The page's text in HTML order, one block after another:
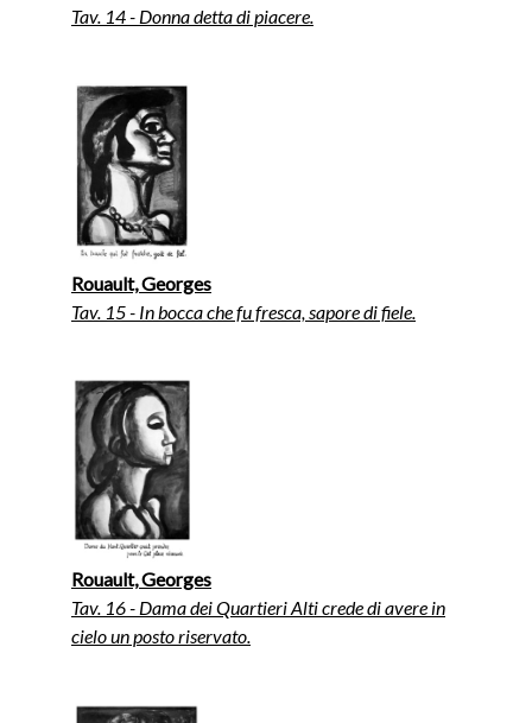
Tav. 14 - Donna detta di piacere.
Rouault, Georges
Tav. 15 - In bocca che fu fresca, sapore di fiele.
Rouault, Georges
Tav. 16 - Dama dei Quartieri Alti crede di avere in
cielo un posto riservato.